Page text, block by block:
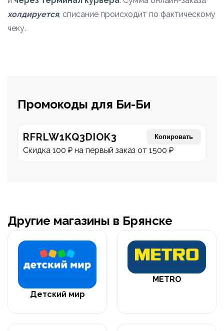
холдируется, списание происходит по фактическому
чеку.
Промокоды для Би-Би
RFRLW1KQ3DIOK3 Копировать
Скидка 100 ₽ на первый заказ от 1500 ₽
Другие магазины в Брянске
Детский мир
METRO